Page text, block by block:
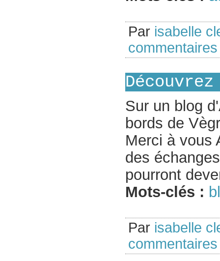
Par isabelle
Sur un blog
bords de
Merci à vous
des
pourront
Mots-clés :
Par isabelle
commentaires